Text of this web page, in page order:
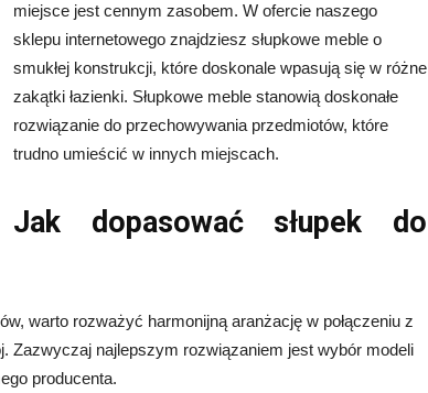
miejsce jest cennym zasobem. W ofercie naszego
sklepu internetowego znajdziesz słupkowe meble o
smukłej konstrukcji, które doskonale wpasują się w różne
zakątki łazienki. Słupkowe meble stanowią doskonałe
rozwiązanie do przechowywania przedmiotów, które
trudno umieścić w innych miejscach.
Jak dopasować słupek do
warto rozważyć harmonijną aranżację w połączeniu z
Zazwyczaj najlepszym rozwiązaniem jest wybór modeli
producenta.